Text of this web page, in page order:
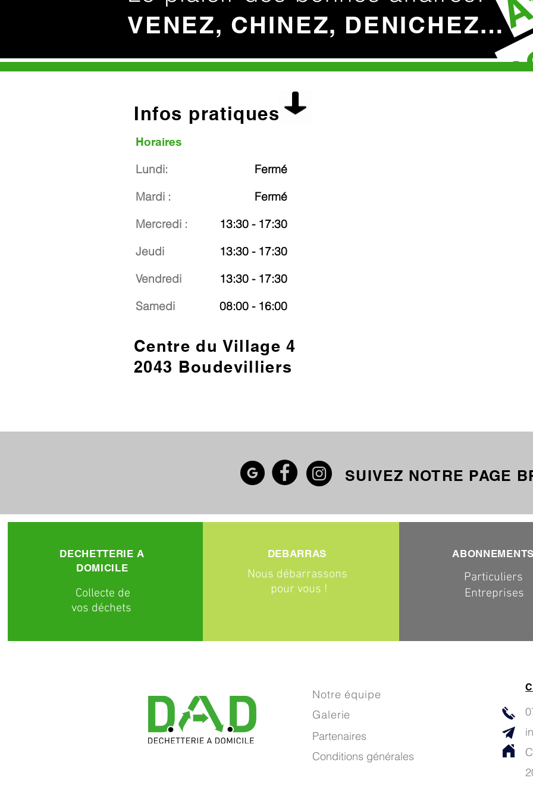
VENEZ, CHINEZ, DENICHEZ…
Infos pratiques
Horaires
Lundi:
Mardi :
Mercredi :
Jeudi
Vendredi
Samedi
Fermé
Fermé
13:30 - 17:30
13:30 - 17:30
13:30 - 17:30
08:00 - 16:00
Centre du Village 4
2043 Boudevilliers
SUIVEZ NOTRE PAGE
Notre équipe
Galerie
Partenaires
Conditions générales
DECHETTERIE A
DOMICILE
Collecte de
vos déchets
DEBARRAS
Nous débarrassons
pour vous !
ABONNEMENTS
Particuliers
Entreprises